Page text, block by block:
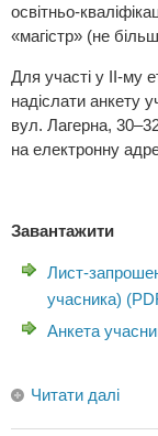
освітньо-
«магістр» (не
Для участі у ІІ-му
надіслати анкету
вул. Лагерна,
на електронну
Завантажити
Лист-
учасника)
Анкета
Читати далі